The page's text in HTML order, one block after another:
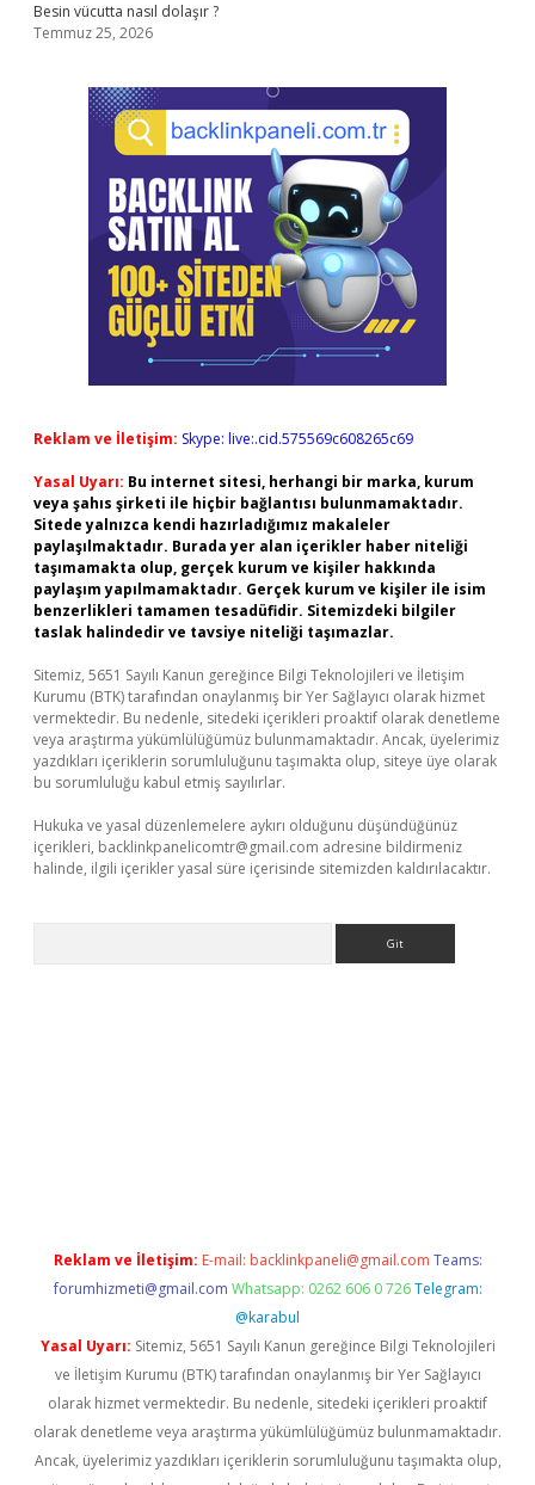
Besin vücutta nasıl dolaşır ?
Temmuz 25, 2026
Reklam ve İletişim: Skype: live:.cid.575569c608265c69
Yasal Uyarı: Bu internet sitesi, herhangi bir marka, kurum
veya şahıs şirketi ile hiçbir bağlantısı bulunmamaktadır.
Sitede yalnızca kendi hazırladığımız makaleler
paylaşılmaktadır. Burada yer alan içerikler haber niteliği
taşımamakta olup, gerçek kurum ve kişiler hakkında
paylaşım yapılmamaktadır. Gerçek kurum ve kişiler ile isim
benzerlikleri tamamen tesadüfidir. Sitemizdeki bilgiler
taslak halindedir ve tavsiye niteliği taşımazlar.
Sitemiz, 5651 Sayılı Kanun gereğince Bilgi Teknolojileri ve İletişim
Kurumu (BTK) tarafından onaylanmış bir Yer Sağlayıcı olarak hizmet
vermektedir. Bu nedenle, sitedeki içerikleri proaktif olarak denetleme
veya araştırma yükümlülüğümüz bulunmamaktadır. Ancak, üyelerimiz
yazdıkları içeriklerin sorumluluğunu taşımakta olup, siteye üye olarak
bu sorumluluğu kabul etmiş sayılırlar.
Hukuka ve yasal düzenlemelere aykırı olduğunu düşündüğünüz
içerikleri, backlinkpanelicomtr@gmail.com adresine bildirmeniz
halinde, ilgili içerikler yasal süre içerisinde sitemizden kaldırılacaktır.
Reklam ve İletişim: E-mail: backlinkpaneli@gmail.com Teams:
forumhizmeti@gmail.com Whatsapp: 0262 606 0 726 Telegram:
@karabul
Yasal Uyarı: Sitemiz, 5651 Sayılı Kanun gereğince Bilgi Teknolojileri
ve İletişim Kurumu (BTK) tarafından onaylanmış bir Yer Sağlayıcı
olarak hizmet vermektedir. Bu nedenle, sitedeki içerikleri proaktif
olarak denetleme veya araştırma yükümlülüğümüz bulunmamaktadır.
Ancak, üyelerimiz yazdıkları içeriklerin sorumluluğunu taşımakta olup,